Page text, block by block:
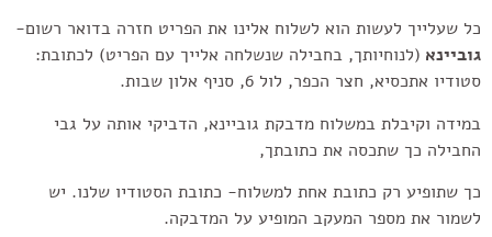
כל שעלייך לעשות הוא לשלוח אלינו את הפריט חזרה בדואר רשום-
גוביינא (לנוחיותך, בחבילה שנשלחה אלייך עם הפריט) לכתובת:
סטודיו אתכסיא, חצר הכפר, לול 6, סניף אלון שבות.
במידה וקיבלת במשלוח מדבקת גוביינא, הדביקי אותה על גבי
החבילה כך שתכסה את כתובתך,
כך שתופיע רק כתובת אחת למשלוח- כתובת הסטודיו שלנו. יש
לשמור את מספר המעקב המופיע על המדבקה.